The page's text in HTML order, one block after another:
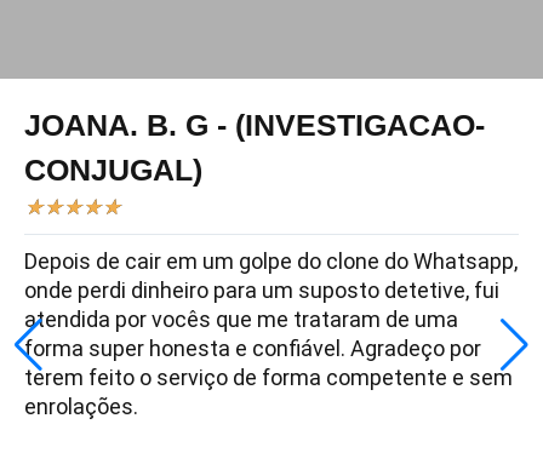
JOANA. B. G - (INVESTIGACAO-
CONJUGAL)
★★★★★
Depois de cair em um golpe do clone do Whatsapp,
onde perdi dinheiro para um suposto detetive, fui
atendida por vocês que me trataram de uma
forma super honesta e confiável. Agradeço por
terem feito o serviço de forma competente e sem
enrolações.